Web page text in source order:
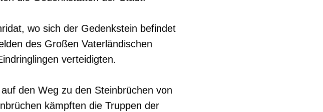
wo sich der Gedenkstein befindet
des Großen Vaterländischen
verteidigten.
den Weg zu den Steinbrüchen von
kämpften die Truppen der